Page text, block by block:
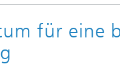
für eine